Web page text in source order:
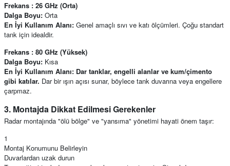
Frekans : 26 GHz (Orta)
Dalga Boyu: Orta
En İyi Kullanım Alanı: Genel amaçlı sıvı ve katı ölçümleri. Çoğu standart
tank için idealdir.
Frekans : 80 GHz (Yüksek)
Dalga Boyu: Kısa
En İyi Kullanım Alanı: Dar tanklar, engelli alanlar ve kum/çimento
gibi katılar. Dar bir ışın açısı sunar, böylece tank duvarına veya engellere
çarpmaz.
3. Montajda Dikkat Edilmesi Gerekenler
Radar montajında "ölü bölge" ve "yansıma" yönetimi hayati önem taşır:
1
Montaj Konumunu Belirleyin
Duvarlardan uzak durun